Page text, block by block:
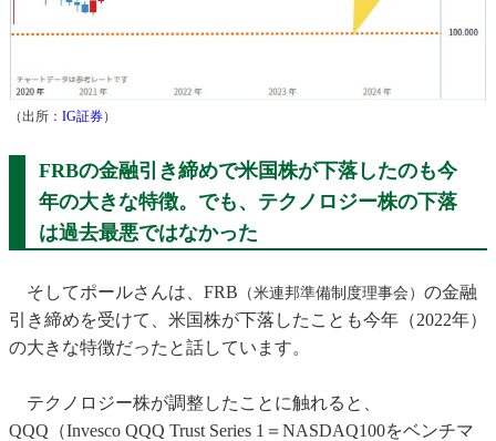
（出所： IG証券）
FRBの金融引き締めで米国株が下落したのも今
年の大きな特徴。でも、テクノロジー株の下落
は過去最悪ではなかった
そしてポールさんは、FRB （米連邦準備制度理事会） の金融
引き締めを受けて、米国株が下落したことも今年（2022年）
の大きな特徴だったと話しています。
テクノロジー株が調整したことに触れると、
QQQ（Invesco QQQ Trust Series 1＝NASDAQ100をベンチマ